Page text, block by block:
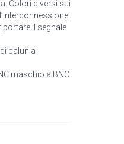
Colori diversi sui
portare il segnale
balun a
maschio a BNC